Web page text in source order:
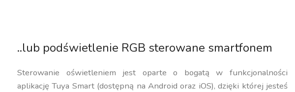
..lub podświetlenie RGB sterowane smartfonem
Sterowanie oświetleniem jest oparte o bogatą w funkcjonalności
aplikację Tuya Smart (dostępną na Android oraz iOS), dzięki której jesteś